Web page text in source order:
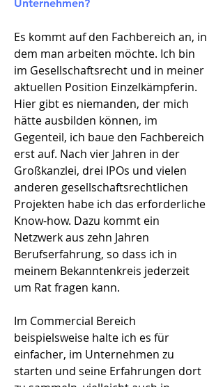
Unternehmen?​
Es kommt auf den Fachbereich an, in
dem man arbeiten möchte. Ich bin
im Gesellschaftsrecht und in meiner
aktuellen Position Einzelkämpferin.
Hier gibt es niemanden, der mich
hätte ausbilden können, im
Gegenteil, ich baue den Fachbereich
erst auf. Nach vier Jahren in der
Großkanzlei, drei IPOs und vielen
anderen gesellschaftsrechtlichen
Projekten habe ich das erforderliche
Know-how. Dazu kommt ein
Netzwerk aus zehn Jahren
Berufserfahrung, so dass ich in
meinem Bekanntenkreis jederzeit
um Rat fragen kann.
Im Commercial Bereich
beispielsweise halte ich es für
einfacher, im Unternehmen zu
starten und seine Erfahrungen dort